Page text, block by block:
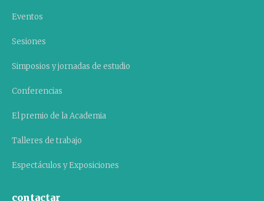
Eventos
Sesiones
Simposios y jornadas de estudio
Conferencias
El premio de la Academia
Talleres de trabajo
Espectáculos y Exposiciones
contactar